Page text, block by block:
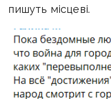
пишуть місцеві.